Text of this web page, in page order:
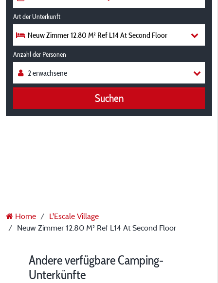
Art der Unterkunft
Neuw Zimmer 12.80 M² Ref L14 At Second Floor
Anzahl der Personen
Suchen
Home
L'Escale Village
Neuw Zimmer 12.80 M² Ref L14 At Second Floor
Andere verfügbare Camping-
Unterkünfte